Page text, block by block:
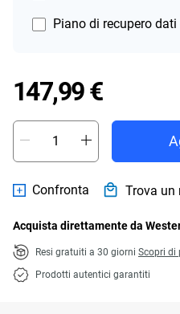
Piano di recupero dati
147,99 €Price
Confronta Trova un
Acquista direttamente da
Resi gratuiti a 30 giorni Scopri di
Prodotti autentici garantiti